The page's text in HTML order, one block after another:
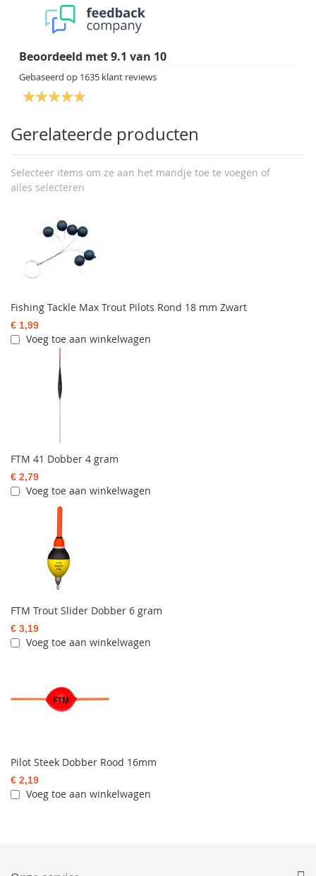
Beoordeeld met9.1 van 10
Gebaseerd op 1635 klant reviews
Gerelateerde producten
Selecteer items om ze aan het mandje toe te voegen of
alles selecteren
Fishing Tackle Max Trout Pilots Rond 18 mm Zwart
€ 1,99
Voeg toe aan winkelwagen
FTM 41 Dobber 4 gram
€ 2,79
Voeg toe aan winkelwagen
FTM Trout Slider Dobber 6 gram
€ 3,19
Voeg toe aan winkelwagen
Pilot Steek Dobber Rood 16mm
€ 2,19
Voeg toe aan winkelwagen